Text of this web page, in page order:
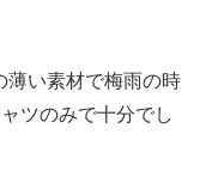
薄い素材で梅雨の時
ツのみで十分でし